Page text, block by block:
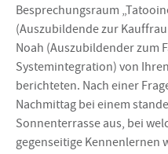
Besprechungsraum
(Auszubildende zur
Noah (Auszubildender zum
Systemintegration) von
berichteten. Nach einer
Nachmittag bei einem
Sonnenterrasse aus, bei
gegenseitige Kennenlernen